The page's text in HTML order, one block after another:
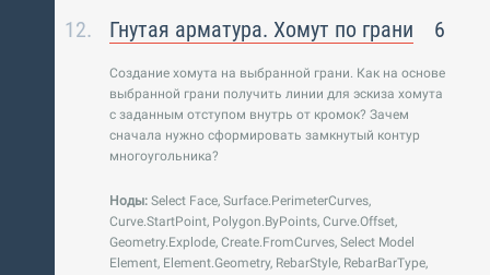
Гнутая арматура. Хомут по грани 6
Создание хомута на выбранной грани. Как на основе
выбранной грани получить линии для эскиза хомута
с заданным отступом внутрь от кромок? Зачем
сначала нужно сформировать замкнутый контур
многоугольника?
Ноды: Select Face, Surface.PerimeterCurves,
Curve.StartPoint, Polygon.ByPoints, Curve.Offset,
Geometry.Explode, Create.FromCurves, Select Model
Element, Element.Geometry, RebarStyle, RebarBarType,